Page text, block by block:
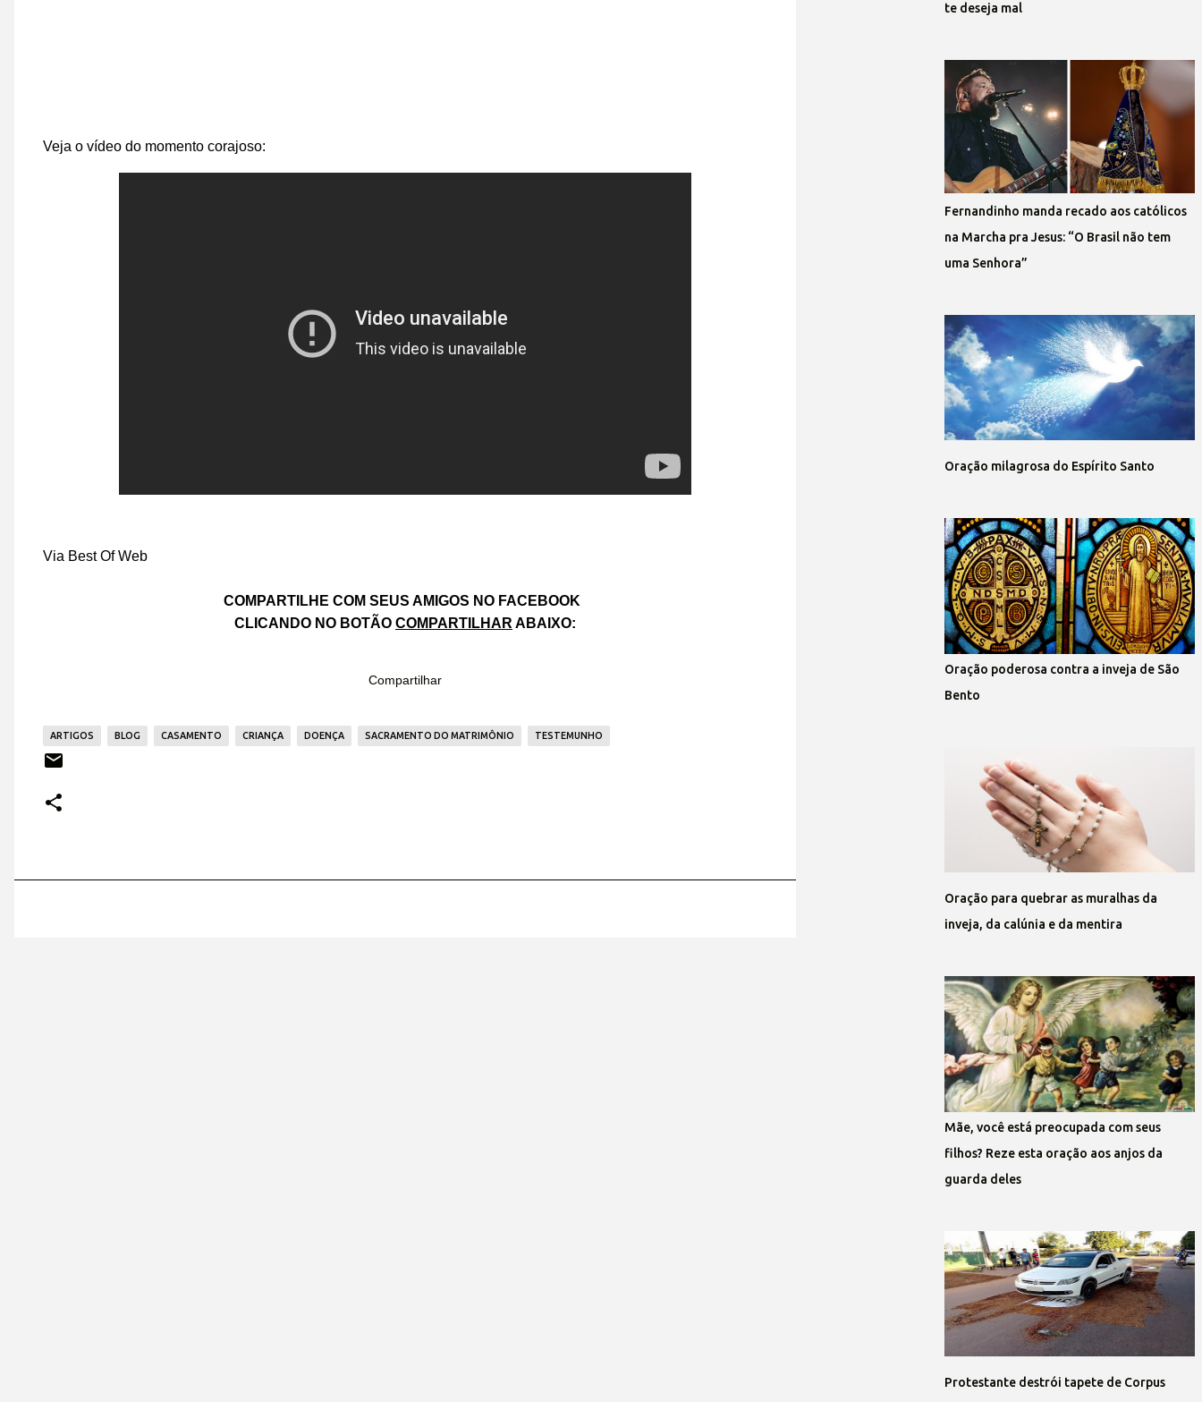
Veja o vídeo do momento corajoso:
Via Best Of Web
COMPARTILHE COM SEUS AMIGOS NO FACEBOOK
CLICANDO NO BOTÃO COMPARTILHAR ABAIXO:
Compartilhar
ARTIGOS BLOG CASAMENTO CRIANÇA DOENÇA SACRAMENTO DO MATRIMÔNIO TESTEMUNHO
te deseja mal
Fernandinho manda recado aos católicos
na Marcha pra Jesus: “O Brasil não tem
uma Senhora”
Oração milagrosa do Espírito Santo
Oração poderosa contra a inveja de São
Bento
Oração para quebrar as muralhas da
inveja, da calúnia e da mentira
Mãe, você está preocupada com seus
filhos? Reze esta oração aos anjos da
guarda deles
Protestante destrói tapete de Corpus